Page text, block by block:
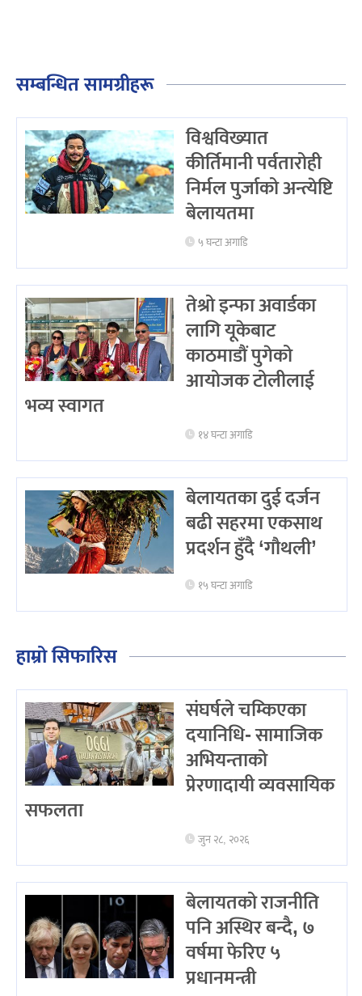
सम्बन्धित सामग्रीहरू
विश्वविख्यात
कीर्तिमानी पर्वतारोही
निर्मल पुर्जाको अन्त्येष्टि
बेलायतमा
५ घन्टा अगाडि
तेश्रो इन्फा अवार्डका
लागि यूकेबाट
काठमाडौं पुगेको
आयोजक टोलीलाई
भव्य स्वागत
१४ घन्टा अगाडि
बेलायतका दुई दर्जन
बढी सहरमा एकसाथ
प्रदर्शन हुँदै ‘गौथली’
१५ घन्टा अगाडि
हाम्रो सिफारिस
संघर्षले चम्किएका
दयानिधि- सामाजिक
अभियन्ताको
प्रेरणादायी व्यवसायिक
सफलता
जुन २८, २०२६
बेलायतको राजनीति
पनि अस्थिर बन्दै, ७
वर्षमा फेरिए ५
प्रधानमन्त्री